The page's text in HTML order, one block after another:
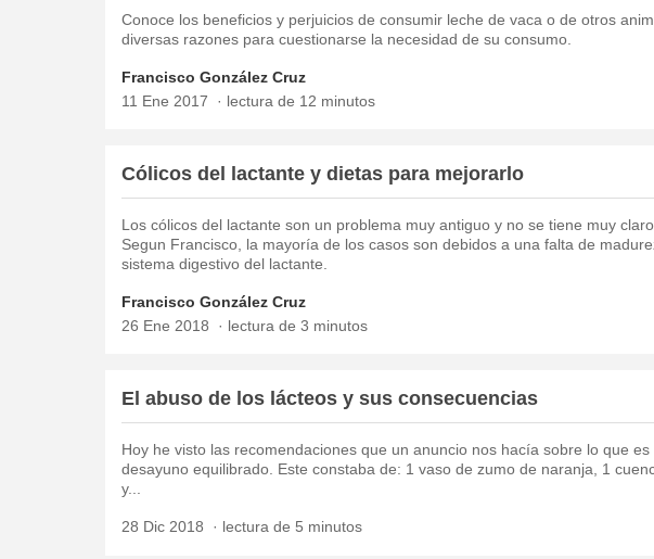
Conoce los beneficios y perjuicios de consumir leche de vaca o de otros
diversas razones para cuestionarse la necesidad de su consumo.
Francisco González Cruz
11 Ene 2017
lectura de 12 minutos
Cólicos del lactante y dietas para mejorarlo
Los cólicos del lactante son un problema muy antiguo y no se tiene muy claro
Segun Francisco, la mayoría de los casos son debidos a una falta de
sistema digestivo del lactante.
Francisco González Cruz
26 Ene 2018
lectura de 3 minutos
El abuso de los lácteos y sus consecuencias
Hoy he visto las recomendaciones que un anuncio nos hacía sobre lo que es
desayuno equilibrado. Este constaba de: 1 vaso de zumo de naranja, 1
y...
28 Dic 2018 lectura de 5 minutos